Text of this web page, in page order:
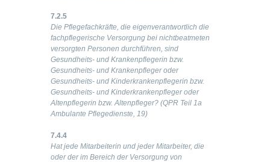
7.2.5
Die Pflegefachkräfte, die eigenverantwortlich die
fachpflegerische Versorgung bei nichtbeatmeten
versorgten Personen durchführen, sind
Gesundheits- und Krankenpflegerin bzw.
Gesundheits- und Krankenpfleger oder
Gesundheits- und Kinderkrankenpflegerin bzw.
Gesundheits- und Kinderkrankenpfleger oder
Altenpflegerin bzw. Altenpfleger? (QPR Teil 1a
Ambulante Pflegedienste, 19)
7.4.4
Hat jede Mitarbeiterin und jeder Mitarbeiter, die
oder der im Bereich der Versorgung von